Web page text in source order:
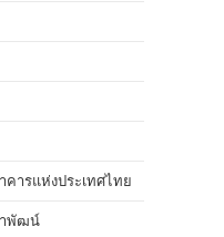
ารแห่งประเทศไทย
าพัฒน์